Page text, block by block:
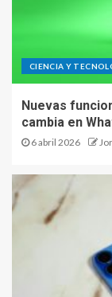
CIENCIA Y
Nuevas
cambia en
6 abril 2026